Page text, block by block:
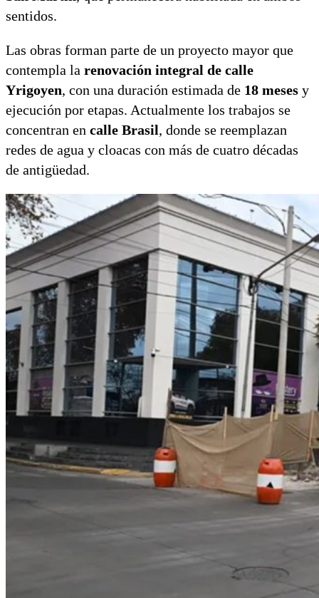
sentidos.
Las obras forman parte de un proyecto mayor que
contempla la renovación integral de calle
Yrigoyen, con una duración estimada de 18 meses y
ejecución por etapas. Actualmente los trabajos se
concentran en calle Brasil, donde se reemplazan
redes de agua y cloacas con más de cuatro décadas
de antigüedad.